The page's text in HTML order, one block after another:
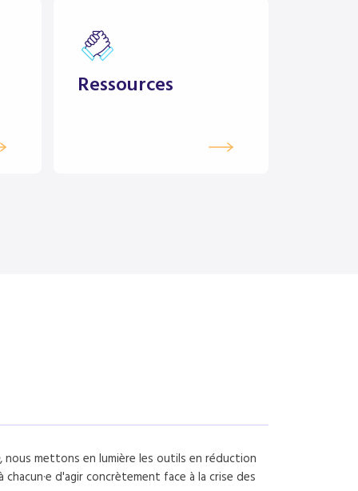
Ressources
, nous mettons en lumière les outils en réduction
d'agir concrètement face à la crise des